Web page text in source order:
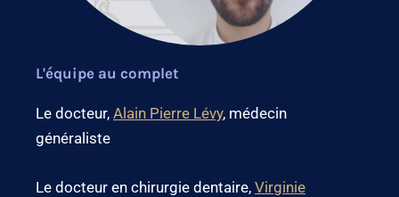
L'équipe au complet
Le docteur, Alain Pierre Lévy, médecin
généraliste
Le docteur en chirurgie dentaire, Virginie